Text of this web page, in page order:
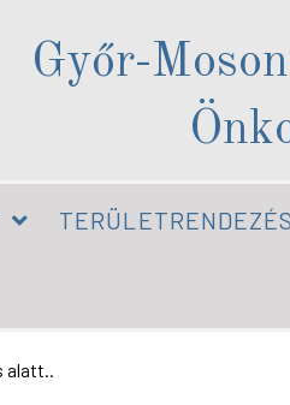
Győr-
TERÜLETRENDEZÉS
alatt..